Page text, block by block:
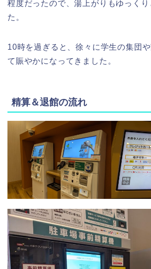
程度だったので、湯上がりもゆっくり
た。
10時を過ぎると、徐々に学生の集団
て賑やかになってきました。
精算＆退館の流れ